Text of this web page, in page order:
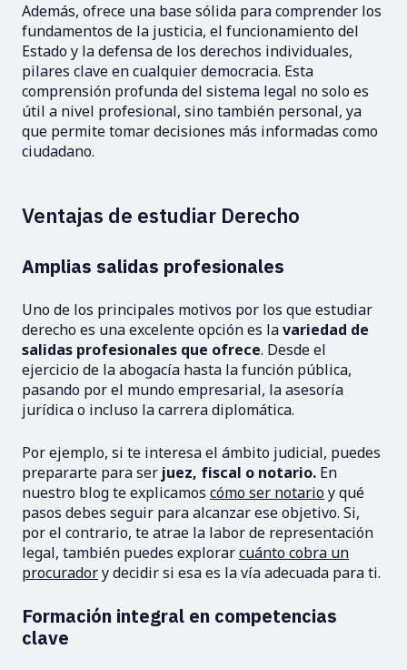
Además, ofrece una base sólida para comprender los
fundamentos de la justicia, el funcionamiento del
Estado y la defensa de los derechos individuales,
pilares clave en cualquier democracia. Esta
comprensión profunda del sistema legal no solo es
útil a nivel profesional, sino también personal, ya
que permite tomar decisiones más informadas como
ciudadano.
Ventajas de estudiar Derecho
Amplias salidas profesionales
Uno de los principales motivos por los que estudiar
derecho es una excelente opción es lavariedad de
salidas profesionales que ofrece. Desde el
ejercicio de la abogacía hasta la función pública,
pasando por el mundo empresarial, la asesoría
jurídica o incluso la carrera diplomática.
Por ejemplo, si te interesa el ámbito judicial, puedes
prepararte para ser juez, fiscal o notario. En
nuestro blog te explicamos cómo ser notarioy qué
pasos debes seguir para alcanzar ese objetivo. Si,
por el contrario, te atrae la labor de representación
legal, también puedes explorarcuánto cobra un
procuradory decidir si esa es la vía adecuada para ti.
Formación integral en competencias
clave